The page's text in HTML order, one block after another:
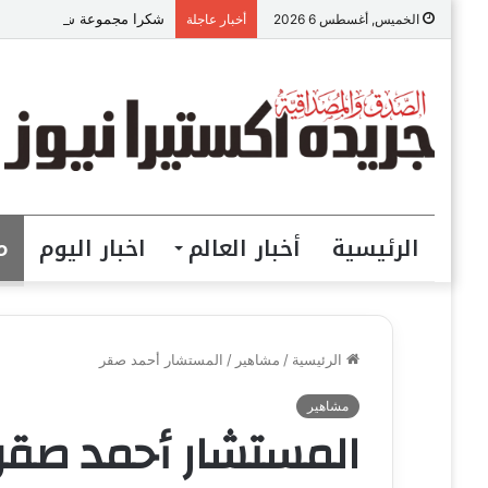
الخميس, أغسطس 6 2026 أخبار عاجلة شكرا مجموعة شركات نهضة
الرئيسية أخبار العالم اخبار اليوم
الرئيسية / مشاهير / المستشار أحمد صقر
مشاهير
المستشار أحمد